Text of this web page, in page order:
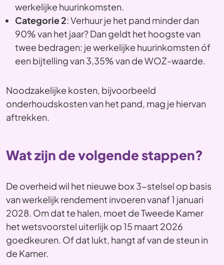
werkelijke huurinkomsten.
Categorie 2: Verhuur je het pand minder dan
90% van het jaar? Dan geldt het hoogste van
twee bedragen: je werkelijke huurinkomsten óf
een bijtelling van 3,35% van de WOZ-waarde.
Noodzakelijke kosten, bijvoorbeeld
onderhoudskosten van het pand, mag je hiervan
aftrekken.
Wat zijn de volgende stappen?
De overheid wil het nieuwe box 3-stelsel op basis
van werkelijk rendement invoeren vanaf 1 januari
2028. Om dat te halen, moet de Tweede Kamer
het wetsvoorstel uiterlijk op 15 maart 2026
goedkeuren. Of dat lukt, hangt af van de steun in
de Kamer.